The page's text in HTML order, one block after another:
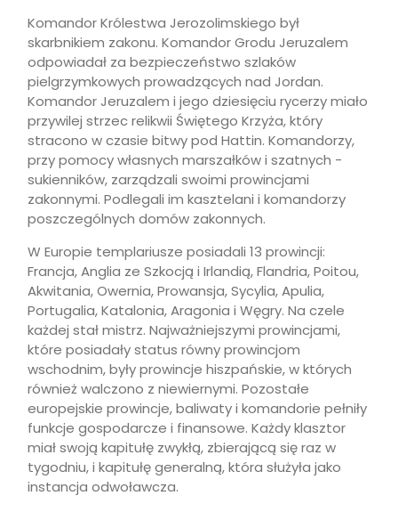
Komandor Królestwa Jerozolimskiego był
skarbnikiem zakonu. Komandor Grodu Jeruzalem
odpowiadał za bezpieczeństwo szlaków
pielgrzymkowych prowadzących nad Jordan.
Komandor Jeruzalem i jego dziesięciu rycerzy miało
przywilej strzec relikwii Świętego Krzyża, który
stracono w czasie bitwy pod Hattin. Komandorzy,
przy pomocy własnych marszałków i szatnych -
sukienników, zarządzali swoimi prowincjami
zakonnymi. Podlegali im kasztelani i komandorzy
poszczególnych domów zakonnych.
W Europie templariusze posiadali 13 prowincji:
Francja, Anglia ze Szkocją i Irlandią, Flandria, Poitou,
Akwitania, Owernia, Prowansja, Sycylia, Apulia,
Portugalia, Katalonia, Aragonia i Węgry. Na czele
każdej stał mistrz. Najważniejszymi prowincjami,
które posiadały status równy prowincjom
wschodnim, były prowincje hiszpańskie, w których
również walczono z niewiernymi. Pozostałe
europejskie prowincje, baliwaty i komandorie pełniły
funkcje gospodarcze i finansowe. Każdy klasztor
miał swoją kapitułę zwykłą, zbierającą się raz w
tygodniu, i kapitułę generalną, która służyła jako
instancja odwoławcza.